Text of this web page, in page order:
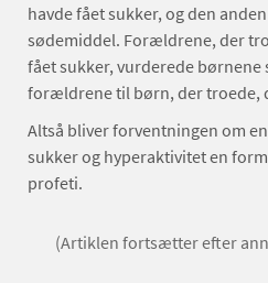
havde fået sukker, og den
sødemiddel. Forældrene, der
fået sukker, vurderede børnene
forældrene til børn, der troede,
Altså bliver forventningen om
sukker og hyperaktivitet en
profeti.
(Artiklen fortsætter efter